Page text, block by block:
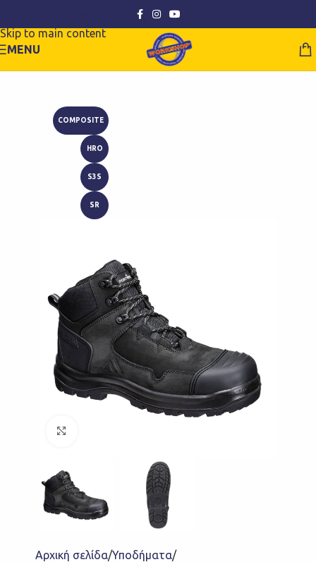
Skip to main content
MENU
COMPOSITE
HRO
S3S
SR
Αρχική σελίδα Υποδήματα